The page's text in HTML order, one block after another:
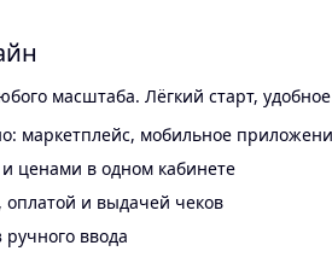
масштаба. Лёгкий старт,
маркетплейс, мобильное
ценами в одном кабинете
оплатой и выдачей чеков
ввода